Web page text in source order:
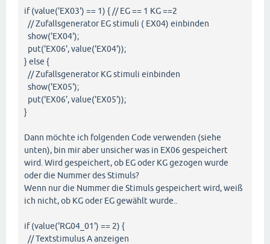
if (value('EX03') == 1) { // EG == 1 KG ==2
// Zufallsgenerator EG stimuli ( EX04) einbinden
show('EX04');
put('EX06', value('EX04'));
} else {
// Zufallsgenerator KG stimuli einbinden
show('EX05');
put('EX06', value('EX05'));
}
Dann möchte ich folgenden Code verwenden (siehe
unten), bin mir aber unsicher was in EX06 gespeichert
wird. Wird gespeichert, ob EG oder KG gezogen wurde
oder die Nummer des Stimuls?
Wenn nur die Nummer die Stimuls gespeichert wird, weiß
ich nicht, ob KG oder EG gewählt wurde..
if (value('RG04_01') == 2) {
// Textstimulus A anzeigen